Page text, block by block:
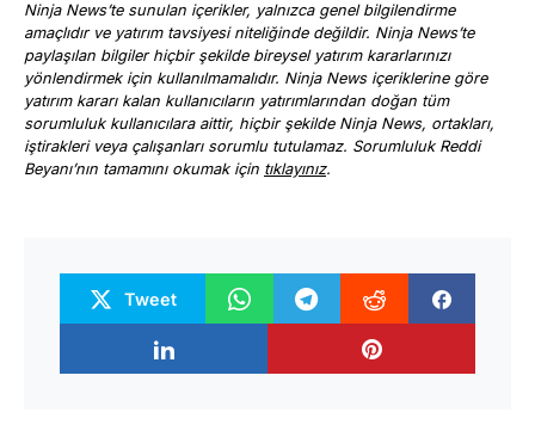
Ninja News’te sunulan içerikler, yalnızca genel bilgilendirme
amaçlıdır ve yatırım tavsiyesi niteliğinde değildir. Ninja News’te
paylaşılan bilgiler hiçbir şekilde bireysel yatırım kararlarınızı
yönlendirmek için kullanılmamalıdır. Ninja News içeriklerine göre
yatırım kararı kalan kullanıcıların yatırımlarından doğan tüm
sorumluluk kullanıcılara aittir, hiçbir şekilde Ninja News, ortakları,
iştirakleri veya çalışanları sorumlu tutulamaz. Sorumluluk Reddi
Beyanı’nın tamamını okumak için tıklayınız.
Tweet